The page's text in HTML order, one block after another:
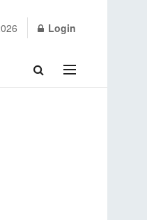
Login